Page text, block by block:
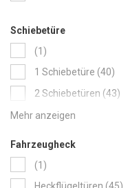
Schiebetüre
1item
1 Schiebetüre 40items
2 Schiebetüren 43items
keine Schiebetüren
Fahrzeugheck
1item
items